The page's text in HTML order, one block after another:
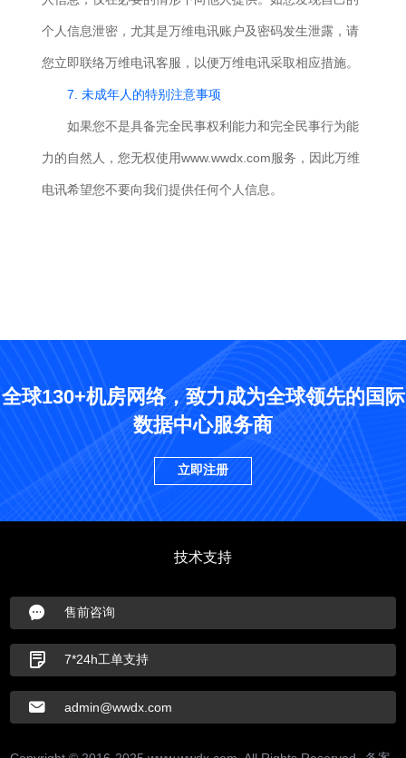
个人信息泄密，尤其是万维电讯账户及密码发生泄露，请
您立即联络万维电讯客服，以便万维电讯采取相应措施。
7. 未成年人的特别注意事项
如果您不是具备完全民事权利能力和完全民事行为能
力的自然人，您无权使用www.wwdx.com服务，因此万维
电讯希望您不要向我们提供任何个人信息。
全球130+机房网络，致力成为全球领先的国际
数据中心服务商
立即注册
技术支持
售前咨询
7*24h工单支持
admin@wwdx.com